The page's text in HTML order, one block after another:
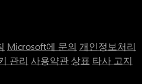
Microsoft에 문의 개인정보처리
관리 사용약관 상표 타사 고지